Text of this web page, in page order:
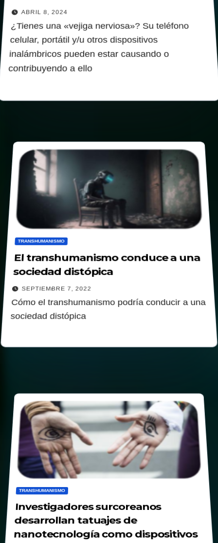
ABRIL 8, 2024
¿Tienes una «vejiga nerviosa»? Su teléfono
celular, portátil y/u otros dispositivos
inalámbricos pueden estar causando o
contribuyendo a ello
TRANSHUMANISMO
El transhumanismo conduce a una
sociedad distópica
SEPTIEMBRE 7, 2022
Cómo el transhumanismo podría conducir a una
sociedad distópica
TRANSHUMANISMO
Investigadores surcoreanos
desarrollan tatuajes de
nanotecnología como dispositivos